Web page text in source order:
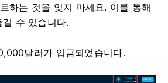
하는 것을 잊지 마세요. 이를 통해
수 있습니다.
달러가 입금되었습니다.